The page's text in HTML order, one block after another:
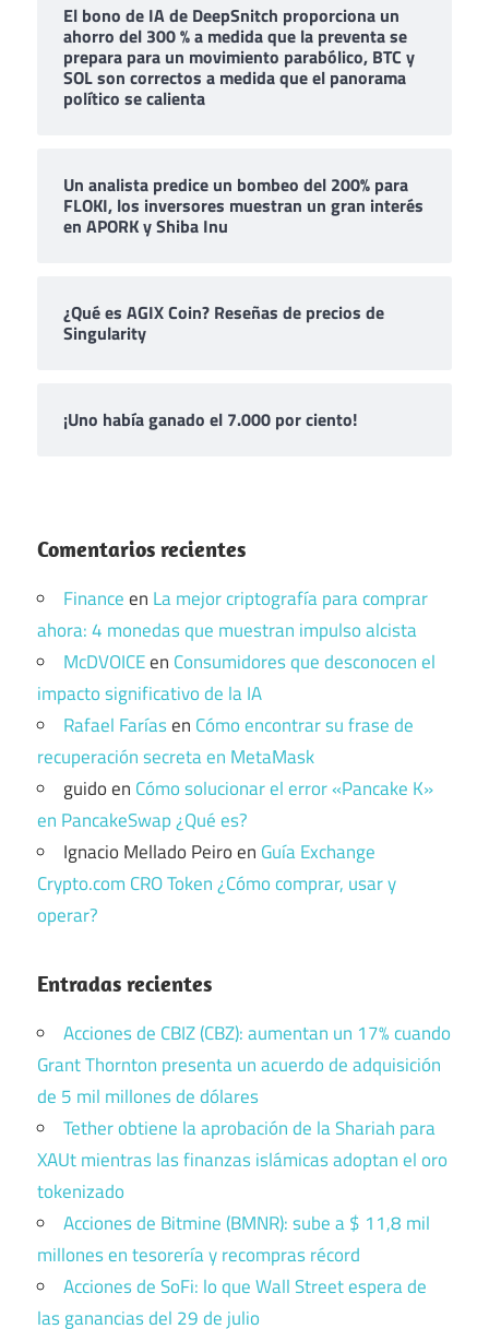
El bono de IA de DeepSnitch proporciona un
ahorro del 300 % a medida que la preventa se
prepara para un movimiento parabólico, BTC y
SOL son correctos a medida que el panorama
político se calienta
Un analista predice un bombeo del 200% para
FLOKI, los inversores muestran un gran interés
en APORK y Shiba Inu
¿Qué es AGIX Coin? Reseñas de precios de
Singularity
¡Uno había ganado el 7.000 por ciento!
Comentarios recientes
Financeen La mejor criptografía para comprar
ahora: 4 monedas que muestran impulso alcista
McDVOICEen Consumidores que desconocen el
impacto significativo de la IA
Rafael Faríasen Cómo encontrar su frase de
recuperación secreta en MetaMask
guidoen Cómo solucionar el error «Pancake K»
en PancakeSwap ¿Qué es?
Ignacio Mellado Peiroen Guía Exchange
Crypto.com CRO Token ¿Cómo comprar, usar y
operar?
Entradas recientes
Acciones de CBIZ (CBZ): aumentan un 17% cuando
Grant Thornton presenta un acuerdo de adquisición
de 5 mil millones de dólares
Tether obtiene la aprobación de la Shariah para
XAUt mientras las finanzas islámicas adoptan el oro
tokenizado
Acciones de Bitmine (BMNR): sube a $ 11,8 mil
millones en tesorería y recompras récord
Acciones de SoFi: lo que Wall Street espera de
las ganancias del 29 de julio